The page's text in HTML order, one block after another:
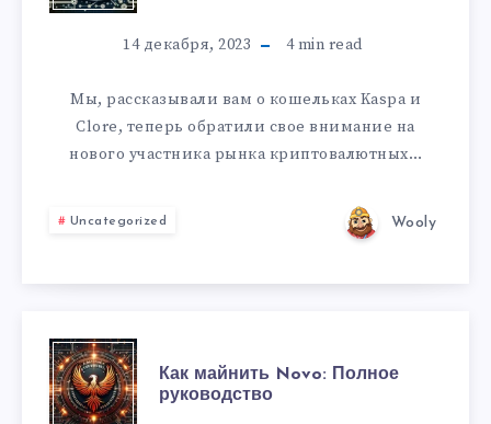
14 декабря, 2023 4min read
Мы, рассказывали вам о кошельках Kaspa и
Clore, теперь обратили свое внимание на
нового участника рынка криптовалютных…
Uncategorized Wooly
Как майнить Novo: Полное
руководство